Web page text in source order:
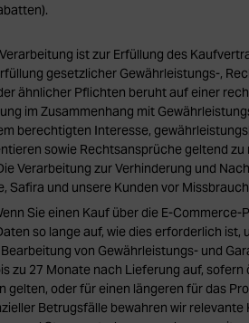
ist zur Erfüllung des
gesetzlicher Gewährleistungs-,
ähnlicher Pflichten beruht auf einer
im Zusammenhang mit
berechtigten Interesse,
sowie Rechtsansprüche geltend
Verarbeitung zur Verhinderung und
Safira und unsere Kunden vor
Sie einen Kauf über die E-
so lange auf, wie dies erforderlich
von Gewährleistungs- und
zu 27 Monate nach Lieferung auf,
gelten, oder für einen längeren für das
Betrugsfälle bewahren wir